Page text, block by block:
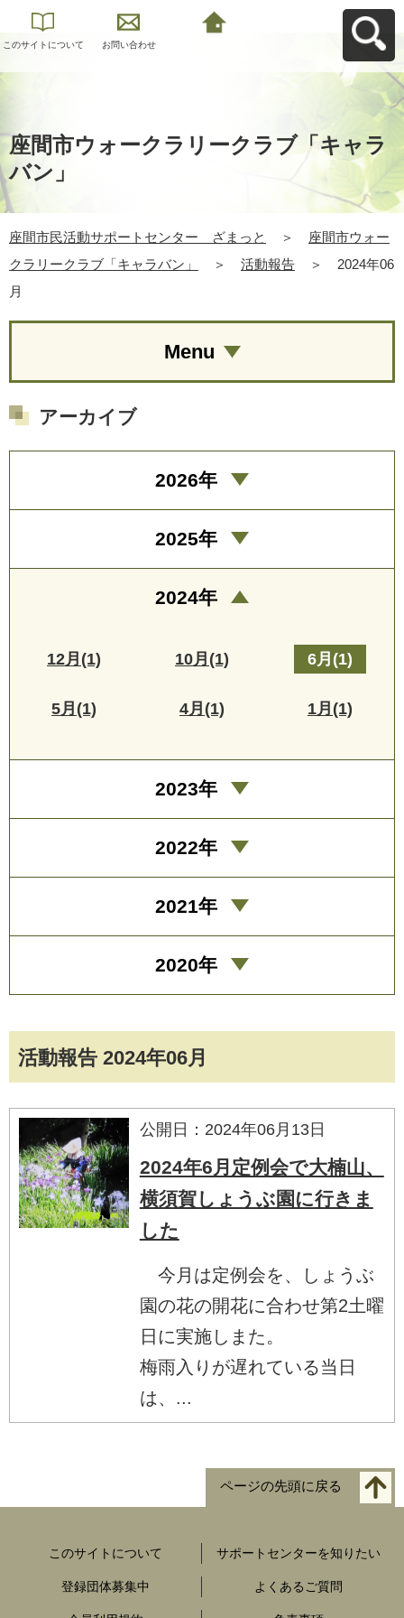
このサイトについて お問い合わせ
座間市ウォークラリークラブ「キャラ
バン」
座間市民活動サポートセンター ざまっと ＞
座間市ウォー
クラリークラブ「キャラバン」
＞ 活動報告 ＞
2024年06
月
活動報告 2024年06月
公開日：2024年06月13日
2024年6月定例会で大楠山、
横須賀しょうぶ園に行きま
した
今月は定例会を、しょうぶ
園の花の開花に合わせ第2土曜
日に実施しまた。
梅雨入りが遅れている当日
は、...
Menu
アーカイブ
2026年
2025年
2024年
12月(1) 10月(1) 6月(1)
5月(1) 4月(1) 1月(1)
2023年
2022年
2021年
2020年
ページの先頭に戻る
このサイトについて サポートセンターを知りたい
登録団体募集中 よくあるご質問